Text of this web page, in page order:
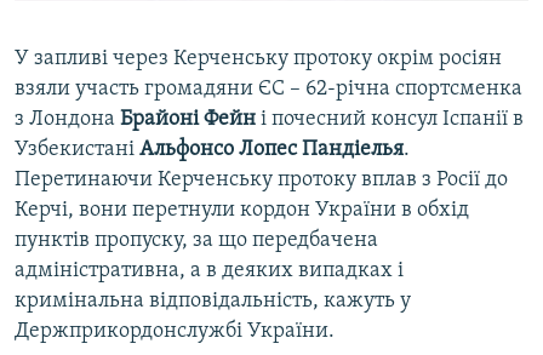
Усі сайти RFE/RL
У запливі через Керченську протоку окрім росіян
взяли участь громадяни ЄС – 62-річна спортсменка
з Лондона Брайоні Фейн і почесний консул Іспанії в
Узбекистані Альфонсо Лопес Пандіелья.
Перетинаючи Керченську протоку вплав з Росії до
Керчі, вони перетнули кордон України в обхід
пунктів пропуску, за що передбачена
адміністративна, а в деяких випадках і
кримінальна відповідальність, кажуть у
Держприкордонслужбі України.